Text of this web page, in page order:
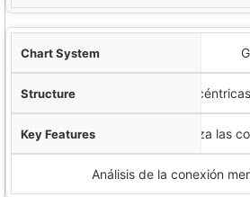
10 zonas
Enfatiza las
Análisis de la conexión